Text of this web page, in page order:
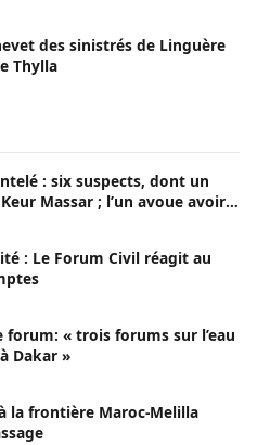
des sinistrés de Linguère
Thylla
: six suspects, dont un
Massar ; l’un avoue avoir
: Le Forum Civil réagit au
forum: « trois forums sur l’eau
Dakar »
la frontière Maroc-Melilla